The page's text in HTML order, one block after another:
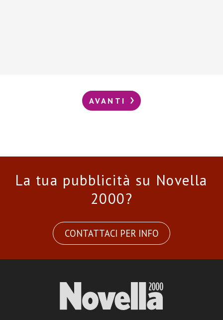
AVANTI
La tua pubblicità su Novella
2000?
CONTATTACI PER INFO